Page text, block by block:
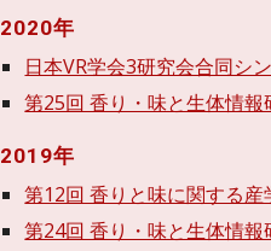
2020年
日本VR学会3研究会合同シ
第25回 香り・味と生体情報
2019年
第12回 香りと味に関する
第24回 香り・味と生体情報